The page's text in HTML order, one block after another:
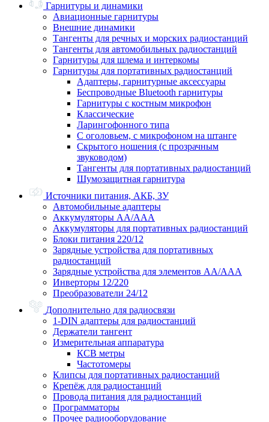
Гарнитуры и динамики
Авиационные гарнитуры
Внешние динамики
Тангенты для речных и морских радиостанций
Тангенты для автомобильных радиостанций
Гарнитуры для шлема и интеркомы
Гарнитуры для портативных радиостанций
Адаптеры, гарнитурные аксессуары
Беспроводные Bluetooth гарнитуры
Гарнитуры с костным микрофон
Классические
Ларингофонного типа
С оголовьем, с микрофоном на штанге
Скрытого ношения (с прозрачным
звуководом)
Тангенты для портативных радиостанций
Шумозащитная гарнитура
Источники питания, АКБ, ЗУ
Автомобильные адаптеры
Аккумуляторы АА/ААА
Аккумуляторы для портативных радиостанций
Блоки питания 220/12
Зарядные устройства для портативных
радиостанций
Зарядные устройства для элементов АА/ААА
Инверторы 12/220
Преобразователи 24/12
Дополнительно для радиосвязи
1-DIN адаптеры для радиостанций
Держатели тангент
Измерительная аппаратура
КСВ метры
Частотомеры
Клипсы для портативных радиостанций
Крепёж для радиостанций
Провода питания для радиостанций
Программаторы
Прочее радиооборудование